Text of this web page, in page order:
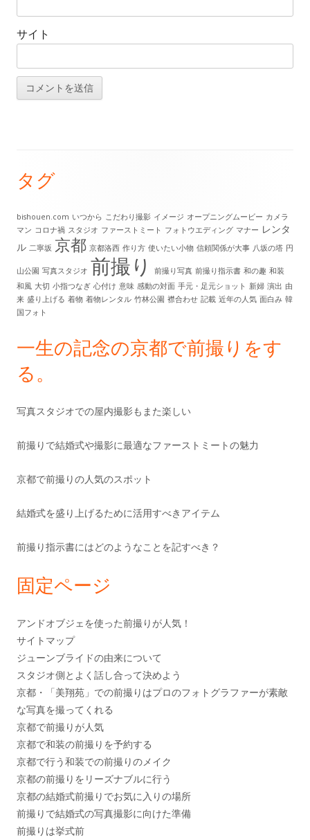
サイト
メ
イ
ン
サ
イ
ー
タグ
bishouen.com いつから こだわり撮影 イメージ オープニングムービー カメラ
マン コロナ禍 スタジオ ファーストミート フォトウエディング マナー レンタ
ル 二寧坂 京都 京都洛西 作り方 使いたい小物 信頼関係が大事 八坂の塔 円
山公園 写真スタジオ 前撮り 前撮り写真 前撮り指示書 和の趣 和装
和風 大切 小指つなぎ 心付け 意味 感動の対面 手元・足元ショット 新婦 演出 由
来 盛り上げる 着物 着物レンタル 竹林公園 襟合わせ 記載 近年の人気 面白み 韓
国フォト
一生の記念の京都で前撮りをす
る。
写真スタジオでの屋内撮影もまた楽しい
前撮りで結婚式や撮影に最適なファーストミートの魅力
京都で前撮りの人気のスポット
結婚式を盛り上げるために活用すべきアイテム
前撮り指示書にはどのようなことを記すべき？
固定ページ
アンドオブジェを使った前撮りが人気！
サイトマップ
ジューンブライドの由来について
スタジオ側とよく話し合って決めよう
京都・「美翔苑」での前撮りはプロのフォトグラファーが素敵
な写真を撮ってくれる
京都で前撮りが人気
京都で和装の前撮りを予約する
京都で行う和装での前撮りのメイク
京都の前撮りをリーズナブルに行う
京都の結婚式前撮りでお気に入りの場所
前撮りで結婚式の写真撮影に向けた準備
前撮りは挙式前